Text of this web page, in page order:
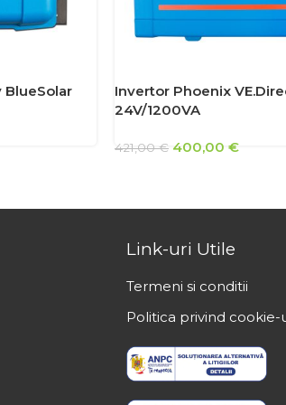
BlueSolar
Invertor Phoenix
24V/1200VA
421,00€ 400,00 €
Link-uri Utile
Termeni si conditii
Politica privind cookie-